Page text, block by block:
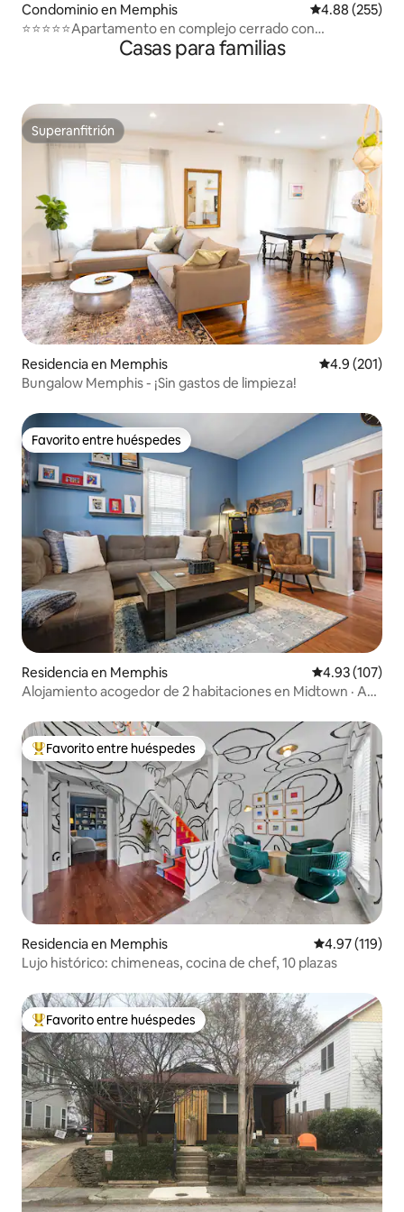
Condominio en Memphis Calificación
4.88 (255)
⭐️⭐️⭐️⭐️⭐️Apartamento en complejo cerrado con
aparcamiento gratuito⭐️⭐️⭐️⭐️⭐️
Casas para familias
Superanfitrión
Superanfitrión
Residencia en Memphis Calificación
4.9 (201)
Bungalow Memphis - ¡Sin gastos de limpieza!
Favorito entre huéspedes
Favorito entre huéspedes
Residencia en Memphis Calificación
4.93 (107)
Alojamiento acogedor de 2 habitaciones en Midtown · A
De los mejores en Favorito entre huéspedes
Favorito entre huéspedes
Residencia en Memphis Calificación
4.97 (119)
Lujo histórico: chimeneas, cocina de chef, 10 plazas
De los mejores en Favorito entre huéspedes
Favorito entre huéspedes